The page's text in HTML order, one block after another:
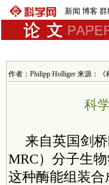
新闻 博客 群
作者：Philipp Holliger 来源：《
科
来自英国剑
MRC）分子生
这种酶能组装